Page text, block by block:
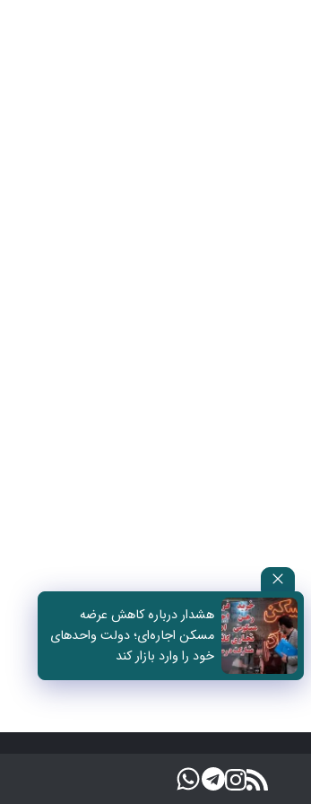
هشدار درباره کاهش عرضه
مسکن اجاره‌ای؛ دولت واحدهای
خود را وارد بازار کند